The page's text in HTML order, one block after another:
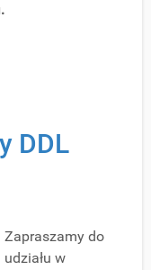
DDL
Zapraszamy do
udziału w